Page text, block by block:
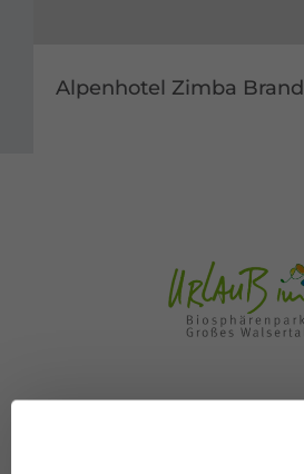
Alpenhotel Zimba Brand